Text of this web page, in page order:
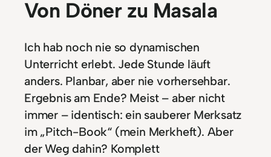
Von Döner zu Masala
Ich hab noch nie so dynamischen
Unterricht erlebt. Jede Stunde läuft
anders. Planbar, aber nie vorhersehbar.
Ergebnis am Ende? Meist – aber nicht
immer – identisch: ein sauberer Merksatz
im „Pitch-Book“ (mein Merkheft). Aber
der Weg dahin? Komplett